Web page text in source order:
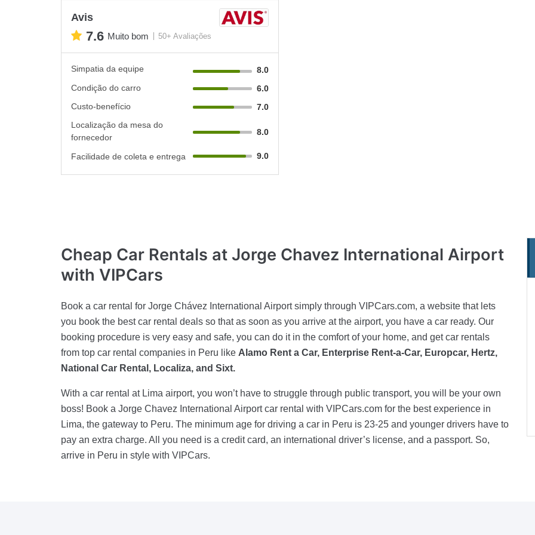
Avis
7.6 Muito bom 50+ Avaliações
Simpatia da equipe
8.0
Condição do carro
6.0
Custo-benefício
7.0
Localização da mesa do
fornecedor
8.0
Facilidade de coleta e entrega 9.0
Cheap Car Rentals at Jorge Chavez International Airport
with VIPCars
Book a car rental for Jorge Chávez International Airport simply through VIPCars.com, a website that lets
you book the best car rental deals so that as soon as you arrive at the airport, you have a car ready. Our
booking procedure is very easy and safe, you can do it in the comfort of your home, and get car rentals
from top car rental companies in Peru like Alamo Rent a Car, Enterprise Rent-a-Car, Europcar, Hertz,
National Car Rental, Localiza, and Sixt.
With a car rental at Lima airport, you won’t have to struggle through public transport, you will be your own
boss! Book a Jorge Chavez International Airport car rental with VIPCars.com for the best experience in
Lima, the gateway to Peru. The minimum age for driving a car in Peru is 23-25 and younger drivers have to
pay an extra charge. All you need is a credit card, an international driver’s license, and a passport. So,
arrive in Peru in style with VIPCars.